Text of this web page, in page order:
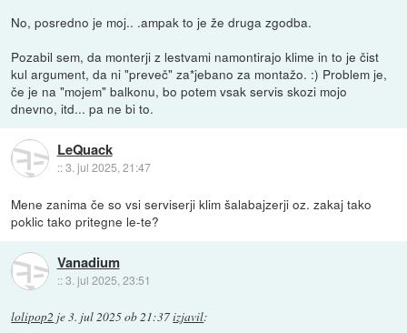
No, posredno je moj.. .ampak to je že druga zgodba.
Pozabil sem, da monterji z lestvami namontirajo klime in to je čist
kul argument, da ni "preveč" za*jebano za montažo. :) Problem je,
če je na "mojem" balkonu, bo potem vsak servis skozi mojo
dnevno, itd... pa ne bi to.
LeQuack
::3. jul 2025, 21:47
Mene zanima če so vsi serviserji klim šalabajzerji oz. zakaj tako
poklic tako pritegne le-te?
Vanadium
::3. jul 2025, 23:51
lolipop2 je3. jul 2025 ob 21:37izjavil: